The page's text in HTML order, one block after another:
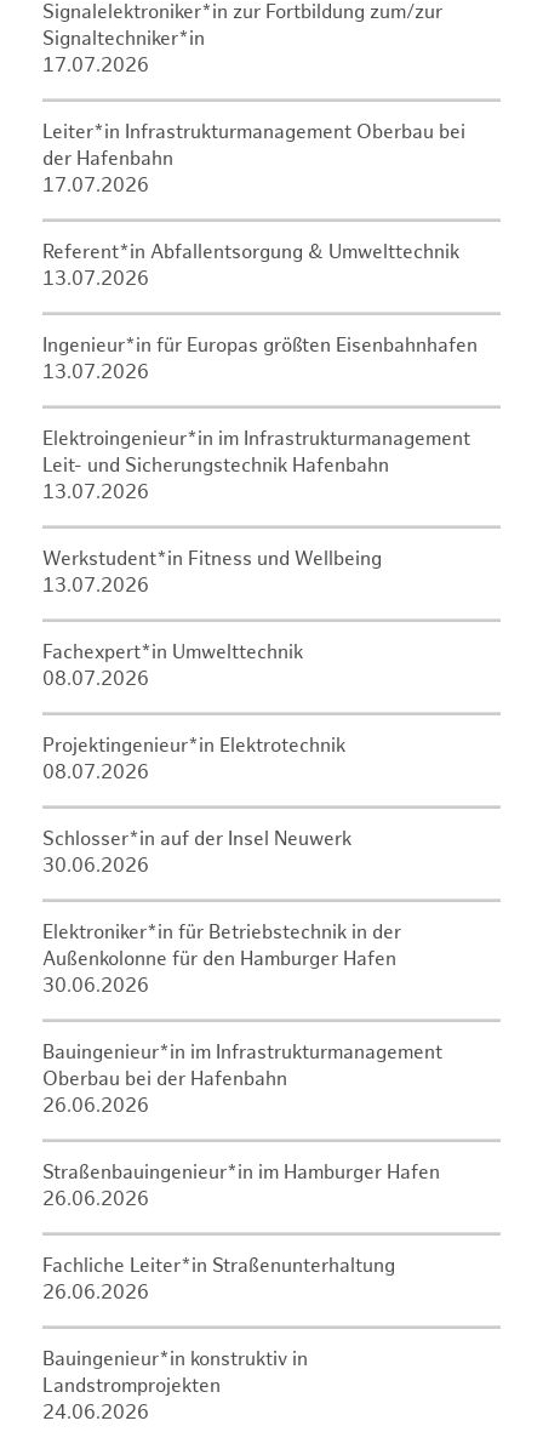
Signalelektroniker*in zur Fortbildung zum/zur
Signaltechniker*in
17.07.2026
Leiter*in Infrastrukturmanagement Oberbau bei
der Hafenbahn
17.07.2026
Referent*in Abfallentsorgung & Umwelttechnik
13.07.2026
Ingenieur*in für Europas größten Eisenbahnhafen
13.07.2026
Elektroingenieur*in im Infrastrukturmanagement
Leit- und Sicherungstechnik Hafenbahn
13.07.2026
Werkstudent*in Fitness und Wellbeing
13.07.2026
Fachexpert*in Umwelttechnik
08.07.2026
Projektingenieur*in Elektrotechnik
08.07.2026
Schlosser*in auf der Insel Neuwerk
30.06.2026
Elektroniker*in für Betriebstechnik in der
Außenkolonne für den Hamburger Hafen
30.06.2026
Bauingenieur*in im Infrastrukturmanagement
Oberbau bei der Hafenbahn
26.06.2026
Straßenbauingenieur*in im Hamburger Hafen
26.06.2026
Fachliche Leiter*in Straßenunterhaltung
26.06.2026
Bauingenieur*in konstruktiv in
Landstromprojekten
24.06.2026